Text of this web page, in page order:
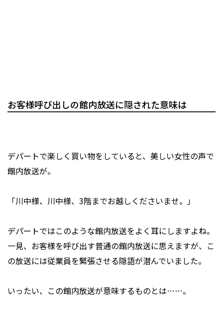
お客様呼び出しの館内放送に隠された意味は
デパートで楽しく買い物をしていると、美しい女性の声で
館内放送が。
「川中様、川中様、3階までお越しくださいませ。」
デパートではこのような館内放送をよく耳にしますよね。
一見、お客様を呼び出す普通の館内放送に思えますが、こ
の放送には従業員を緊張させる隠語が潜んでいました。
いったい、この館内放送が意味するものとは……。